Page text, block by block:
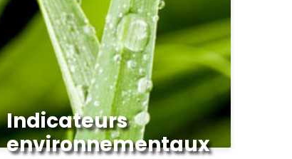
Indicateurs
environnementaux